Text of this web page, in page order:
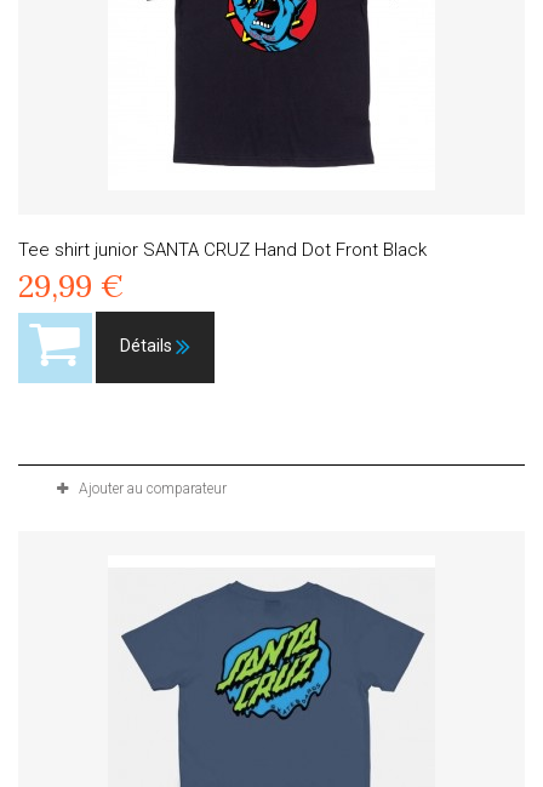
Tee shirt junior SANTA CRUZ Hand Dot Front Black
29,99 €
Détails
Ajouter au comparateur